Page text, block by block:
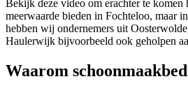
Bekijk deze video om erachter te komen
meerwaarde bieden in Fochteloo, maar
hebben wij ondernemers uit
Haulerwijk bijvoorbeeld ook geholpen
Waarom